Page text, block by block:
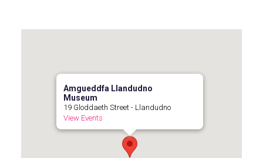
Amgueddfa Llandudno
Museum
19 Gloddaeth Street - Llandudno
View Events